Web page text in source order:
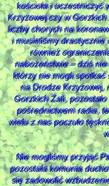
kościoła i uczestniczyć
Krzyżowej czy w
liczby chorych na
i musieliśmy drastycznie
również
nabożeństwie – dziś
którzy nie mogli spotkać
na Drodze Krzyżowej,
Gorzkich Żali,
pośrednictwem radia,
wielu z nas poczuło
Nie mogliśmy przyjąć
pozostała komunia
się zadowolić